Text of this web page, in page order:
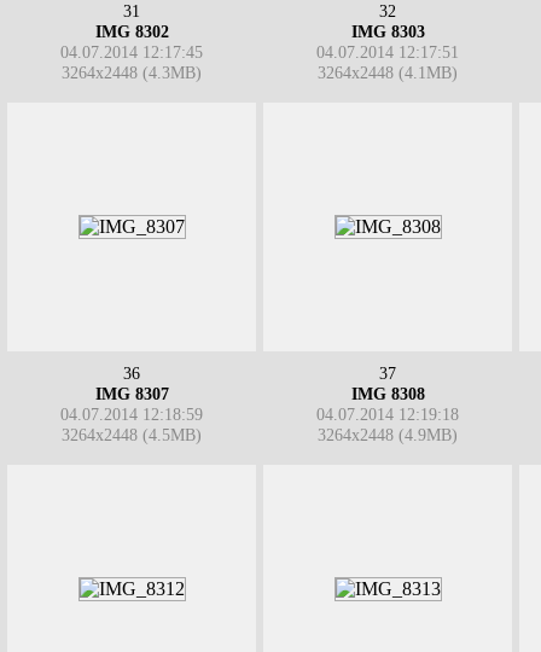
31
IMG 8302
04.07.2014 12:17:45
3264x2448 (4.3MB)
32
IMG 8303
04.07.2014 12:17:51
3264x2448 (4.1MB)
36
IMG 8307
04.07.2014 12:18:59
3264x2448 (4.5MB)
37
IMG 8308
04.07.2014 12:19:18
3264x2448 (4.9MB)